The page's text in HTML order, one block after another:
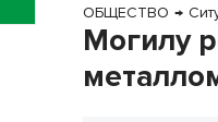
ОБЩЕСТВО →
Могилу